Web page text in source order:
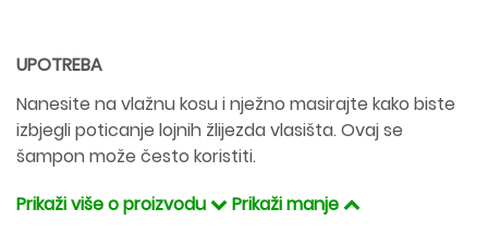
UPOTREBA
Nanesite na vlažnu kosu i nježno masirajte kako biste
izbjegli poticanje lojnih žlijezda vlasišta. Ovaj se
šampon može često koristiti.
Prikaži više o proizvodu
Prikaži manje